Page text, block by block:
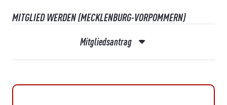
MITGLIED WERDEN (MECKLENBURG-VORPOMMERN)
Mitgliedsantrag